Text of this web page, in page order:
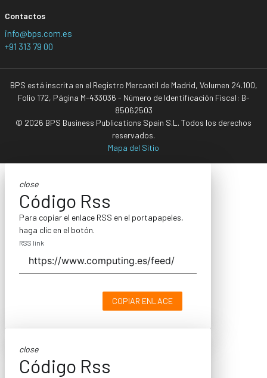
Contactos
info@bps.com.es
+91 313 79 00
BPS está inscrita en el Registro Mercantil de Madrid, Volumen 24.100,
Folio 172, Página M-433036 - Número de Identificación Fiscal: B-
85062503
© 2026 BPS Business Publications Spain S.L. Todos los derechos
reservados.
Mapa del Sitio
close
Código Rss
Para copiar el enlace RSS en el portapapeles,
haga clic en el botón.
RSS link
COPIAR ENLACE
close
Código Rss